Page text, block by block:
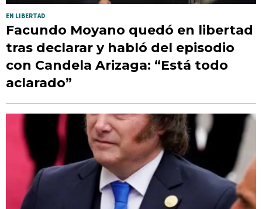
EN LIBERTAD
Facundo Moyano quedó en libertad
tras declarar y habló del episodio
con Candela Arizaga: “Está todo
aclarado”